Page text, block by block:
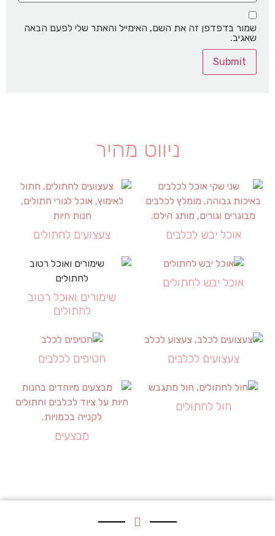
שמור בדפדפן זה את השם, האימייל והאתר שלי לפעם הבאה
שאגיב.
ניווט מהיר
אוכל יבש לכלבים צעצועים לחתולים
אוכל יבש לחתולים
שימורים ואוכל רטוב
לחתולים
צעצועים לכלבים חטיפים לכלבים
חול לחתולים
מבצעים